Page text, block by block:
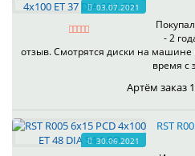
03.07.2021
- 2
отзыв. Смотрятся диски на машине
время с
Артём заказ
30.06.2021
RST